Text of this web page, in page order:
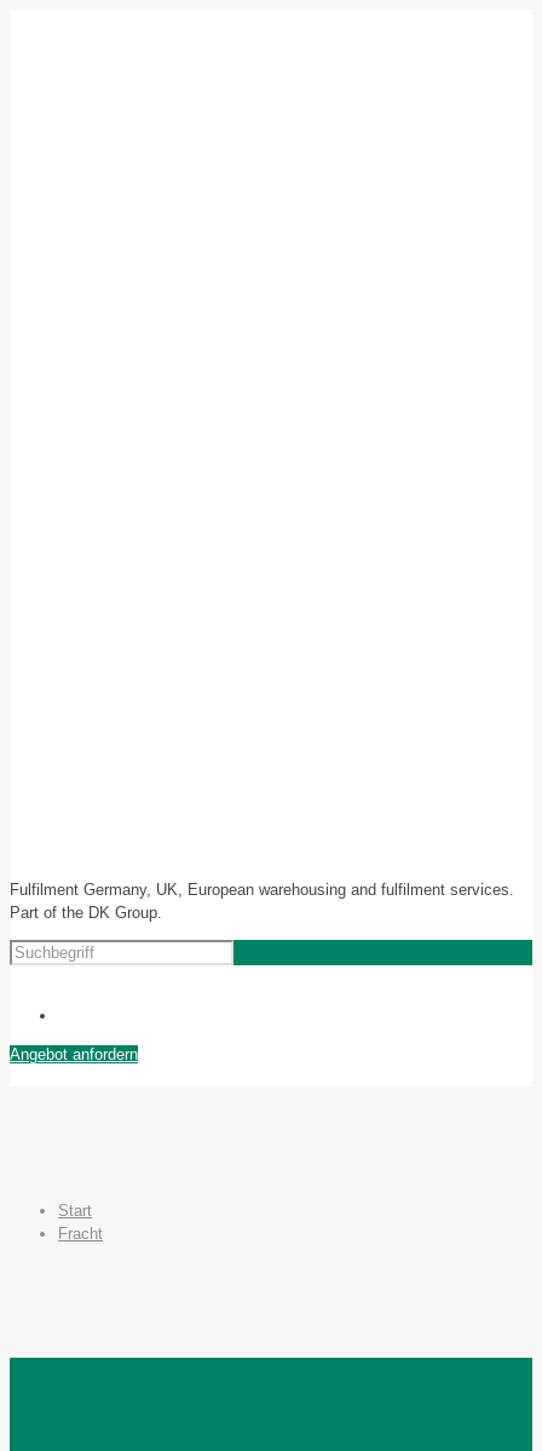
Fulfilment Germany, UK, European warehousing and fulfilment services.
Part of the DK Group.
Angebot anfordern
Start
Fracht